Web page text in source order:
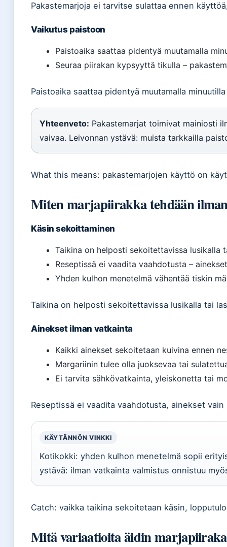
Pakastemarjoja ei tarvitse sulattaa ennen
Vaikutus paistoon
Paistoaika saattaa pidentyä muutamalla
Seuraa piirakan kypsyyttä tikulla –
Paistoaika saattaa pidentyä muutamalla
Yhteenveto: Pakastemarjat toimivat mainiosti
vaivaa. Leivonnan ystävä: muista tarkkailla
What this means: pakastemarjojen käyttö on
Miten marjapiirakka tehdään
Käsin sekoittaminen
Taikina on helposti sekoitettavissa lusikalla
Reseptissä ei vaadita vaahdotusta –
Yhden kulhon menetelmä vähentää tiskin
Taikina on helposti sekoitettavissa lusikalla tai
Ainekset ilman vatkainta
Kaikki ainekset sekoitetaan kuivina ennen
Margariinin tulee olla juoksevaa tai
Ei tarvita sähkövatkainta, yleiskonetta tai
Reseptissä ei vaadita vaahdotusta, ainekset
KÄYTÄNNÖN VINKKI
Kotikokki: yhden kulhon menetelmä sopii
ystävä: ilman vatkainta valmistus onnistuu
Catch: vaikka taikina sekoitetaan käsin,
Mitä variaatioita äidin